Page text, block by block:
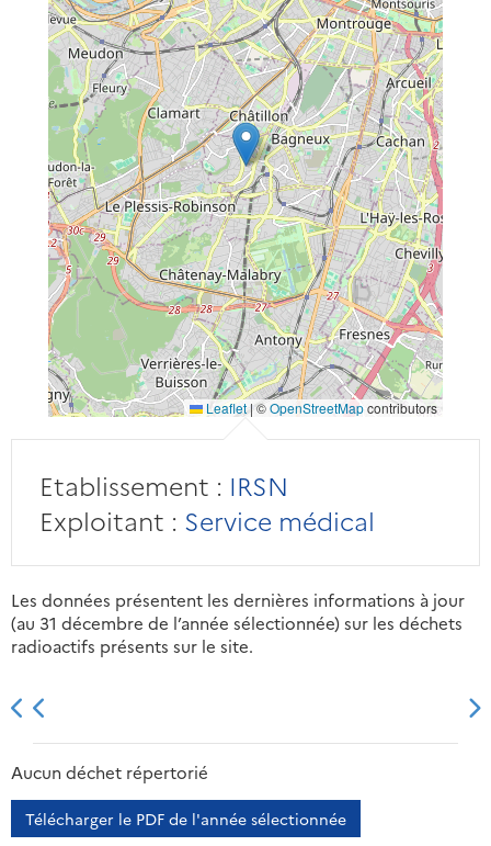
Leaflet | ©OpenStreetMapcontributors
Etablissement : IRSN
Exploitant : Service médical
Les données présentent les dernières informations à jour
(au 31 décembre de l’année sélectionnée) sur les déchets
radioactifs présents sur le site.
2013 2014
Aucun déchet répertorié
Télécharger le PDF de l'année sélectionnée